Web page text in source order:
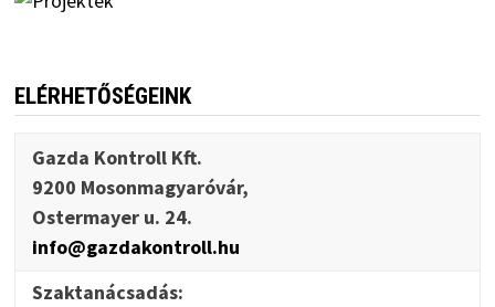
ELÉRHETŐSÉGEINK
Gazda Kontroll Kft.
9200 Mosonmagyaróvár,
Ostermayer u. 24.
info@gazdakontroll.hu
Szaktanácsadás: